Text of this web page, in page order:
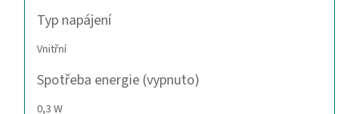
Typ napájení
Vnitřní
Spotřeba energie (vypnuto)
0,3 W